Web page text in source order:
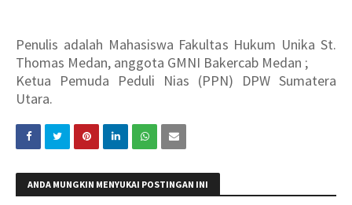
Penulis adalah Mahasiswa Fakultas Hukum Unika St.
Thomas Medan, anggota GMNI Bakercab Medan ;
Ketua Pemuda Peduli Nias (PPN) DPW Sumatera
Utara.
ANDA MUNGKIN MENYUKAI POSTINGAN INI